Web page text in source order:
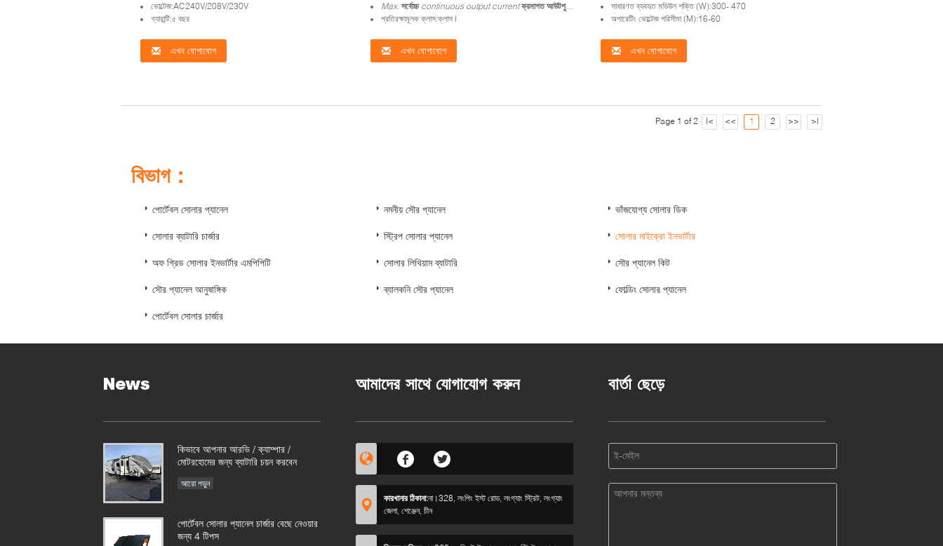
ভোল্টেজ:AC240V/208V/230V
গ্যারান্টি:৫ বছর
এখন যোগাযোগ
Max. সর্বোচ্চ continuous output current ক্রমাগত আউটপুট বর্তমান
:8.69A
প্রতিরক্ষামূলক ক্লাস:ক্লাস I
এখন যোগাযোগ
সাধারণত ব্যবহৃত মডিউল শক্তি (W):300- 470
অপারেটিং ভোল্টেজ পরিসীমা (M):16-60
এখন যোগাযোগ
Page 1 of 2 |< << 1 2 >> >|
বিভাগ：
পোর্টেবল সোলার প্যানেল নমনীয় সৌর প্যানেল ভাঁজযোগ্য সোলার ডিক
সোলার ব্যাটারি চার্জার স্ট্রিপ সোলার প্যানেল সোলার মাইক্রো ইনভার্টার
অফ গ্রিড সোলার ইনভার্টার এমপিপিটি সোলার লিথিয়াম ব্যাটারি সৌর প্যানেল কিট
সৌর প্যানেল আনুষাঙ্গিক ব্যালকনি সৌর প্যানেল ফোল্ডিং সোলার প্যানেল
পোর্টেবল সোলার চার্জার
News
কিভাবে আপনার আরভি / ক্যাম্পার /
মোটরহোমের জন্য ব্যাটারি চয়ন করবেন
আরো পড়ুন
পোর্টেবল সোলার প্যানেল চার্জার বেছে নেওয়ার
জন্য 4 টিপস
আমাদের সাথে যোগাযোগ করুন
কারখানার ঠিকানা:না।328, লংপিং ইস্ট রোড, লংগ্যাং স্ট্রিট, লংগ্যাং
জেলা, শেঞ্জেন, চীন
বার্তা ছেড়ে